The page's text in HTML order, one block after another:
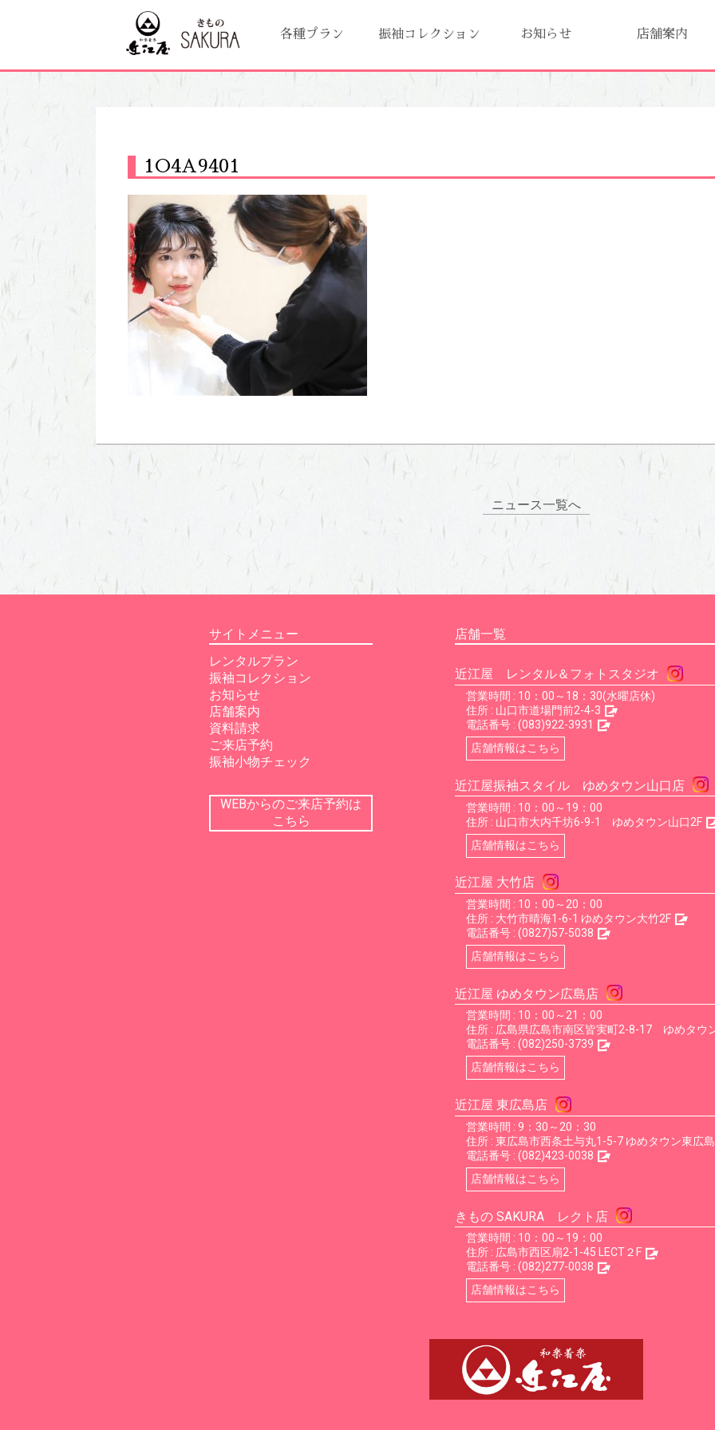
各種プラン 振袖コレクション お知らせ 店舗案内
1O4A9401
ニュース一覧へ
サイトメニュー
レンタルプラン
振袖コレクション
お知らせ
店舗案内
資料請求
ご来店予約
振袖小物チェック
WEBからのご来店予約は
こちら
店舗一覧
近江屋 レンタル＆フォトスタジオ
営業時間 : 10：00～18：30(水曜店休)
住所 : 山口市道場門前2-4-3
電話番号 : (083)922-3931
店舗情報はこちら
近江屋振袖スタイル ゆめタウン山口店
営業時間 : 10：00～19：00
住所 : 山口市大内千坊6-9-1 ゆめタウン山口2F
店舗情報はこちら
近江屋 大竹店
営業時間 : 10：00～20：00
住所 : 大竹市晴海1-6-1 ゆめタウン大竹2F
電話番号 : (0827)57-5038
店舗情報はこちら
近江屋 ゆめタウン広島店
営業時間 : 10：00～21：00
住所 : 広島県広島市南区皆実町2-8-17 ゆめタウ
電話番号 : (082)250-3739
店舗情報はこちら
近江屋 東広島店
営業時間 : 9：30～20：30
住所 : 東広島市西条土与丸1-5-7 ゆめタウン東広
電話番号 : (082)423-0038
店舗情報はこちら
きもの SAKURA レクト店
営業時間 : 10：00～19：00
住所 : 広島市西区扇2-1-45 LECT２F
電話番号 : (082)277-0038
店舗情報はこちら